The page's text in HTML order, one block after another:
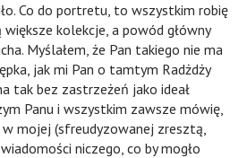
Co do portretu, to wszystkim robię
kolekcje, a powód główny
Myślałem, że Pan takiego nie ma
jak mi Pan o tamtym Radżdży
tak bez zastrzeżeń jako ideał
Panu i wszystkim zawsze mówię,
w mojej (sfreudyzowanej zresztą,
niczego, co by mogło